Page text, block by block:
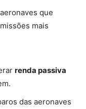
que
mais
renda passiva
das aeronaves